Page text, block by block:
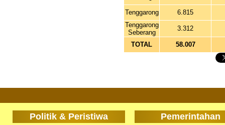
Tenggarong
6.815
Tenggarong
Seberang
3.312
TOTAL 58.007
Politik & Peristiwa Pemerintahan